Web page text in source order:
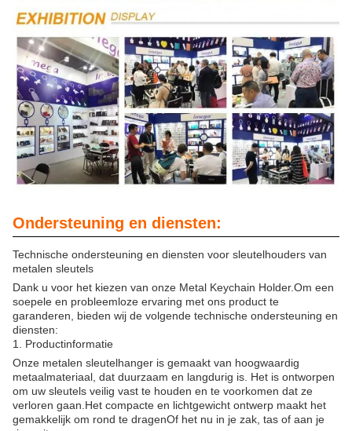
Ondersteuning en diensten:
Technische ondersteuning en diensten voor sleutelhouders van
metalen sleutels
Dank u voor het kiezen van onze Metal Keychain Holder.Om een
soepele en probleemloze ervaring met ons product te
garanderen, bieden wij de volgende technische ondersteuning en
diensten:
1. Productinformatie
Onze metalen sleutelhanger is gemaakt van hoogwaardig
metaalmateriaal, dat duurzaam en langdurig is. Het is ontworpen
om uw sleutels veilig vast te houden en te voorkomen dat ze
verloren gaan.Het compacte en lichtgewicht ontwerp maakt het
gemakkelijk om rond te dragenOf het nu in je zak, tas of aan je